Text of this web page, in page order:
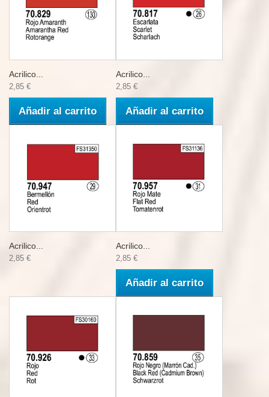
Acrilico...
2,85 €
Añadir al carrito
Acrilico...
2,85 €
Añadir al carrito
Acrilico...
2,85 €
Acrilico...
2,85 €
Añadir al carrito